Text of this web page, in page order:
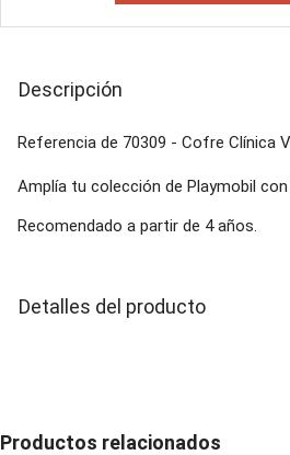
Descripción
Referencia de 70309 - Cofre Clínica
Amplía tu colección de Playmobil
Recomendado a partir de 4 años.
Detalles del producto
Productos relacionados